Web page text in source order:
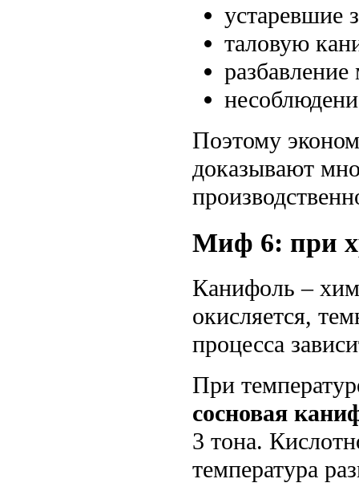
устаревшие
таловую
Поэтому
доказывают
Миф 6: при
Канифоль –
окисляется,
процесса
При
сосновая
3 тона.
температура